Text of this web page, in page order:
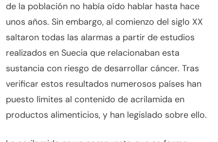
de la población no había oído hablar hasta hace
unos años. Sin embargo, al comienzo del siglo XX
saltaron todas las alarmas a partir de estudios
realizados en Suecia que relacionaban esta
sustancia con riesgo de desarrollar cáncer. Tras
verificar estos resultados numerosos países han
puesto límites al contenido de acrilamida en
productos alimenticios, y han legislado sobre ello.